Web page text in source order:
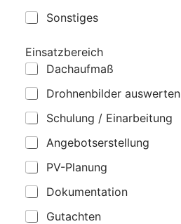
Sonstiges
Einsatzbereich
Dachaufmaß
Drohnenbilder auswerten
Schulung / Einarbeitung
Angebotserstellung
PV-Planung
Dokumentation
Gutachten